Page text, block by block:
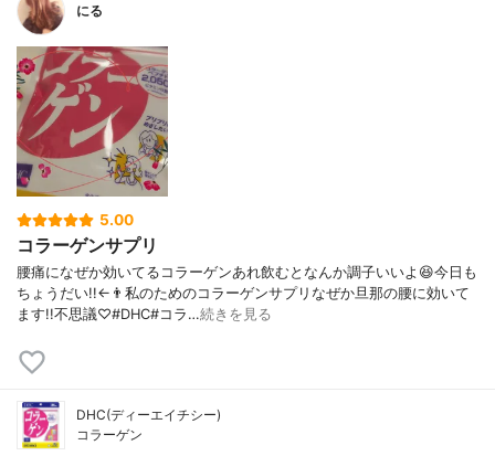
にる
5.00
コラーゲンサプリ
腰痛になぜか効いてるコラーゲンあれ飲むとなんか調子いいよ😆今日も
ちょうだい!!←👨私のためのコラーゲンサプリなぜか旦那の腰に効いて
ます!!不思議♡#DHC#コラ…続きを見る
DHC(ディーエイチシー)
コラーゲン